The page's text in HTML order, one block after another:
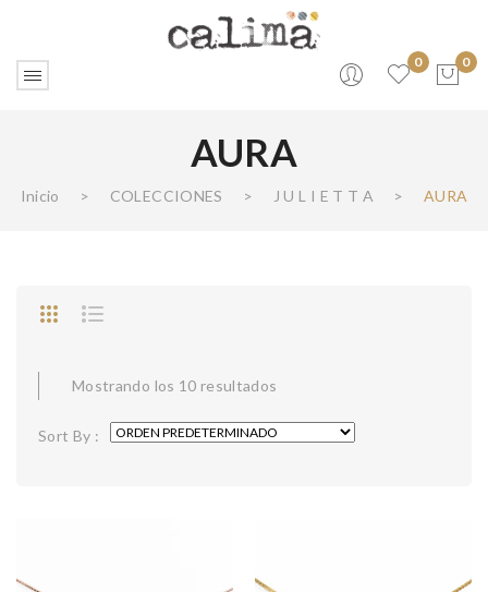
0
No products in the cart.
0
AURA
Inicio > COLECCIONES > J U L I E T T A > AURA
Mostrando los 10 resultados
Sort By :